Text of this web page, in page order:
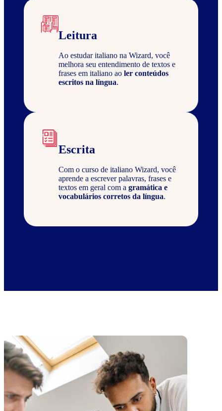
Leitura
Ao estudar italiano na Wizard, você
melhora seu entendimento de textos e
frases em italiano ao ler conteúdos
escritos na língua.
Escrita
Com o curso de italiano Wizard, você
aprende a escrever palavras, frases e
textos em geral com a gramática e
vocabulários corretos da língua.